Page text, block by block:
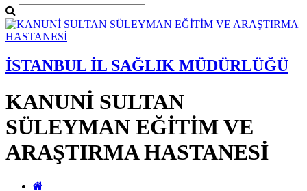
İSTANBUL İL SAĞLIK MÜDÜRLÜĞÜ
KANUNİ SULTAN
SÜLEYMAN EĞİTİM VE
ARAŞTIRMA HASTANESİ